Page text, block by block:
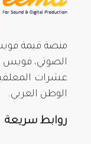
منصة قيمة
الصوتي، فويس
عشرات
الوطن العربي.
روابط سريعة